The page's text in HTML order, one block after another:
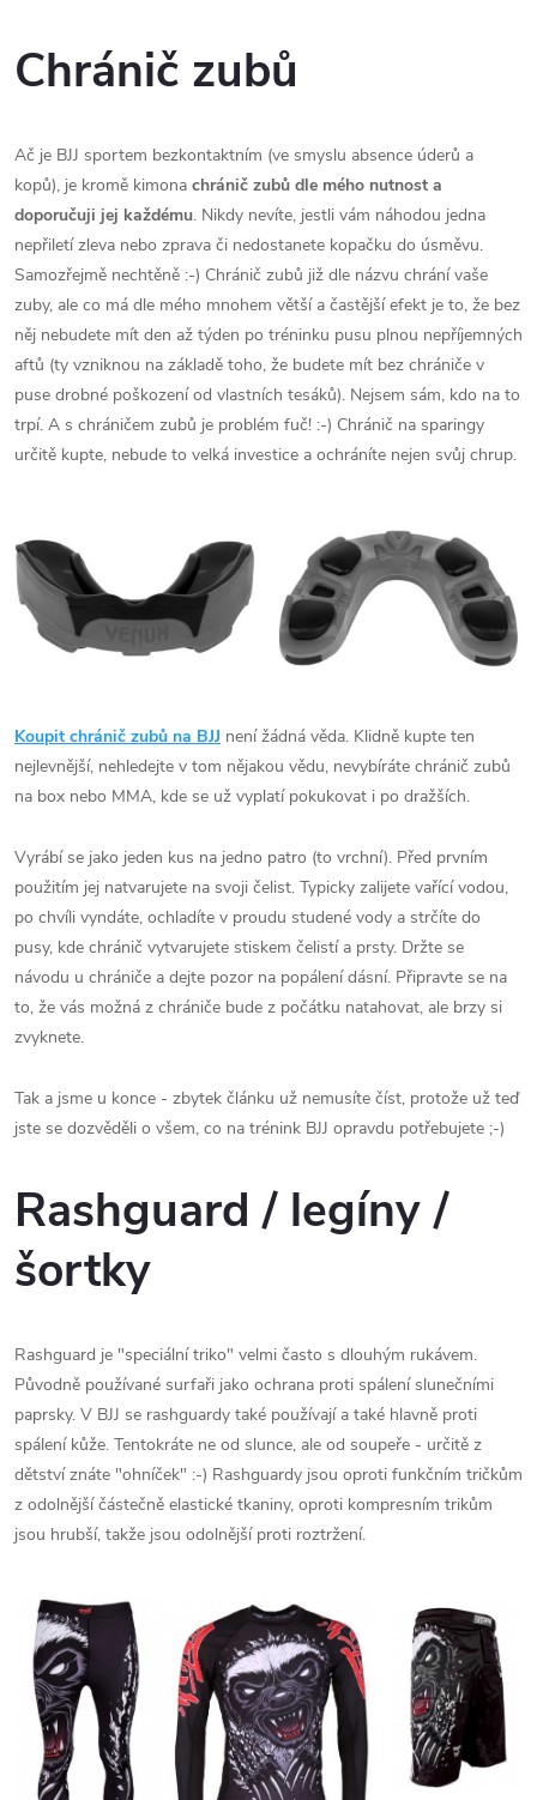
Chránič zubů
Ač je BJJ sportem bezkontaktním (ve smyslu absence úderů a
kopů), je kromě kimona chránič zubů dle mého nutnost a
doporučuji jej každému. Nikdy nevíte, jestli vám náhodou jedna
nepřiletí zleva nebo zprava či nedostanete kopačku do úsměvu.
Samozřejmě nechtěně :-) Chránič zubů již dle názvu chrání vaše
zuby, ale co má dle mého mnohem větší a častější efekt je to, že bez
něj nebudete mít den až týden po tréninku pusu plnou nepříjemných
aftů (ty vzniknou na základě toho, že budete mít bez chrániče v
puse drobné poškození od vlastních tesáků). Nejsem sám, kdo na to
trpí. A s chráničem zubů je problém fuč! :-) Chránič na sparingy
určitě kupte, nebude to velká investice a ochráníte nejen svůj chrup.
Koupit chránič zubů na BJJ není žádná věda. Klidně kupte ten
nejlevnější, nehledejte v tom nějakou vědu, nevybíráte chránič zubů
na box nebo MMA, kde se už vyplatí pokukovat i po dražších.
Vyrábí se jako jeden kus na jedno patro (to vrchní). Před prvním
použitím jej natvarujete na svoji čelist. Typicky zalijete vařící vodou,
po chvíli vyndáte, ochladíte v proudu studené vody a strčíte do
pusy, kde chránič vytvarujete stiskem čelistí a prsty. Držte se
návodu u chrániče a dejte pozor na popálení dásní. Připravte se na
to, že vás možná z chrániče bude z počátku natahovat, ale brzy si
zvyknete.
Tak a jsme u konce - zbytek článku už nemusíte číst, protože už teď
jste se dozvěděli o všem, co na trénink BJJ opravdu potřebujete ;-)
Rashguard / legíny /
šortky
Rashguard je "speciální triko" velmi často s dlouhým rukávem.
Původně používané surfaři jako ochrana proti spálení slunečními
paprsky. V BJJ se rashguardy také používají a také hlavně proti
spálení kůže. Tentokráte ne od slunce, ale od soupeře - určitě z
dětství znáte "ohníček" :-) Rashguardy jsou oproti funkčním tričkům
z odolnější částečně elastické tkaniny, oproti kompresním trikům
jsou hrubší, takže jsou odolnější proti roztržení.